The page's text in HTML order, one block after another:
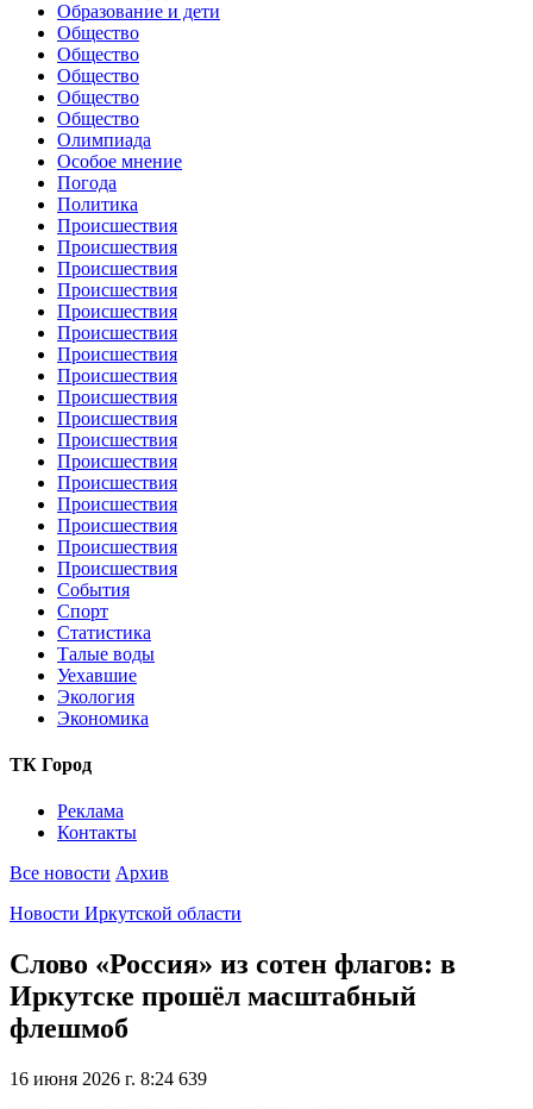
Образование и дети
Общество
Общество
Общество
Общество
Общество
Олимпиада
Особое мнение
Погода
Политика
Происшествия
Происшествия
Происшествия
Происшествия
Происшествия
Происшествия
Происшествия
Происшествия
Происшествия
Происшествия
Происшествия
Происшествия
Происшествия
Происшествия
Происшествия
Происшествия
Происшествия
События
Спорт
Статистика
Талые воды
Уехавшие
Экология
Экономика
ТК Город
Реклама
Контакты
Все новости Архив
Новости Иркутской области
Слово «Россия» из сотен флагов: в
Иркутске прошёл масштабный
флешмоб
16 июня 2026 г. 8:24 639